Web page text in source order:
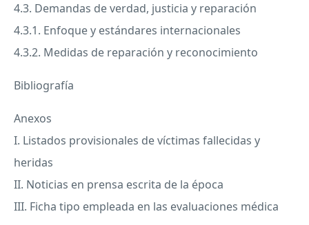
4.3. Demandas de verdad, justicia y reparación
4.3.1. Enfoque y estándares internacionales
4.3.2. Medidas de reparación y reconocimiento
Bibliografía
Anexos
I. Listados provisionales de víctimas fallecidas y
heridas
II. Noticias en prensa escrita de la época
III. Ficha tipo empleada en las evaluaciones médica